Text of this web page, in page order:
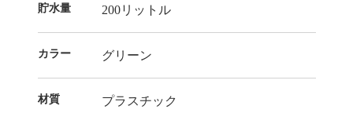
貯水量 200リットル
カラー グリーン
材質 プラスチック